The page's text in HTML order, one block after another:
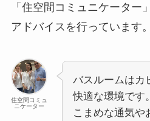
「住空間コミュニケーター
アドバイスを行っています。
住空間コミュ
ニケーター
バスルームはカ
快適な環境です。
こまめな通気や